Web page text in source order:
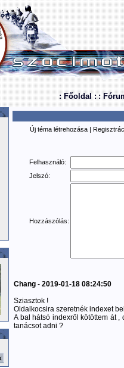
: Főoldal : :
Új téma létrehozása |
Felhasználó:
Jelszó:
Hozzászólás:
Chang - 2019-01-18 08:24:50
Sziasztok !
Oldalkocsira szeretnék indexet
A bal hátsó indexről kötöttem át
tanácsot adni ?